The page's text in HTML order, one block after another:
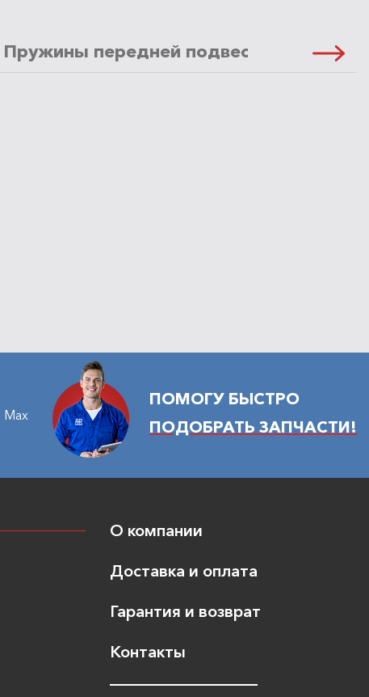
Пружины передней подвески
Max
ПОМОГУ БЫСТРО
ПОДОБРАТЬ ЗАПЧАСТИ!
О компании
Доставка и оплата
Гарантия и возврат
Контакты